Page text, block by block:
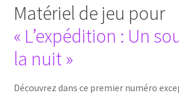
Matériel de jeu pour
« L’expédition : Un
la nuit »
Découvrez dans ce premier numéro